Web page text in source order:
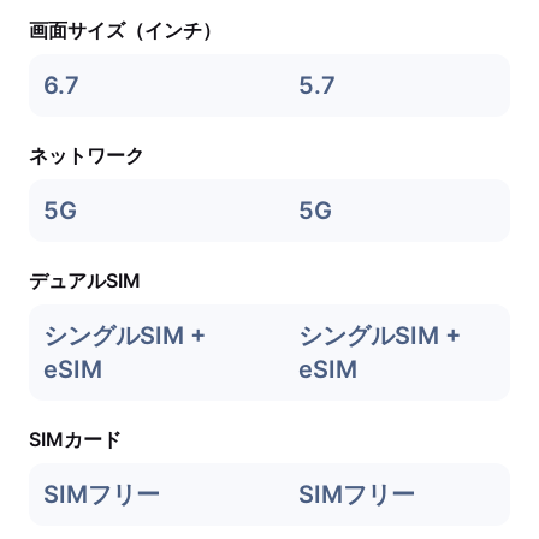
画面サイズ（インチ）
6.7 5.7
ネットワーク
5G 5G
デュアルSIM
シングルSIM +
eSIM
シングルSIM +
eSIM
SIMカード
SIMフリー SIMフリー